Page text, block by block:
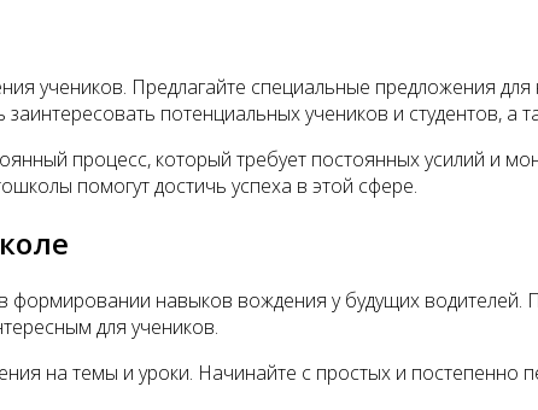
учеников. Предлагайте специальные предложения
потенциальных учеников и студентов, а
процесс, который требует постоянных усилий и
помогут достичь успеха в этой сфере.
навыков вождения у будущих водителей.
для учеников.
на темы и уроки. Начинайте с простых и